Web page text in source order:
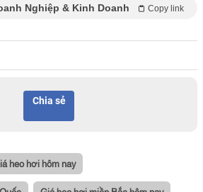
Nghiệp & Kinh Doanh Copy link
Chia sẻ
heo hơi hôm nay